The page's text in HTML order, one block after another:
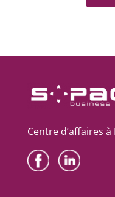
Centre d’affaires à